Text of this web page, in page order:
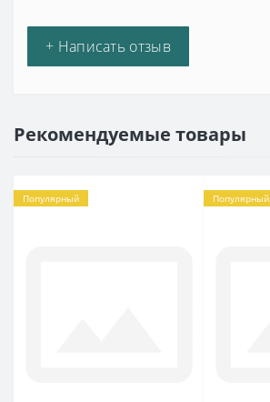
+ Написать отзыв
Рекомендуемые товары
Популярный Популярный